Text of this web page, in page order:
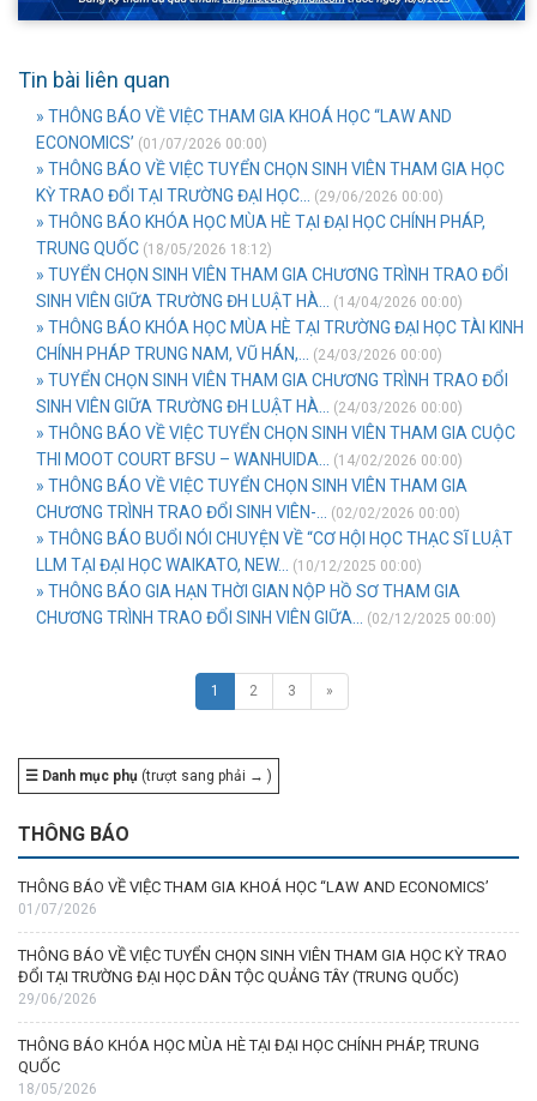
Tin bài liên quan
» THÔNG BÁO VỀ VIỆC THAM GIA KHOÁ HỌC “LAW AND
ECONOMICS’ (01/07/2026 00:00)
» THÔNG BÁO VỀ VIỆC TUYỂN CHỌN SINH VIÊN THAM GIA HỌC
KỲ TRAO ĐỔI TẠI TRƯỜNG ĐẠI HỌC... (29/06/2026 00:00)
» THÔNG BÁO KHÓA HỌC MÙA HÈ TẠI ĐẠI HỌC CHÍNH PHÁP,
TRUNG QUỐC (18/05/2026 18:12)
» TUYỂN CHỌN SINH VIÊN THAM GIA CHƯƠNG TRÌNH TRAO ĐỔI
SINH VIÊN GIỮA TRƯỜNG ĐH LUẬT HÀ... (14/04/2026 00:00)
» THÔNG BÁO KHÓA HỌC MÙA HÈ TẠI TRƯỜNG ĐẠI HỌC TÀI KINH
CHÍNH PHÁP TRUNG NAM, VŨ HÁN,... (24/03/2026 00:00)
» TUYỂN CHỌN SINH VIÊN THAM GIA CHƯƠNG TRÌNH TRAO ĐỔI
SINH VIÊN GIỮA TRƯỜNG ĐH LUẬT HÀ... (24/03/2026 00:00)
» THÔNG BÁO VỀ VIỆC TUYỂN CHỌN SINH VIÊN THAM GIA CUỘC
THI MOOT COURT BFSU – WANHUIDA... (14/02/2026 00:00)
» THÔNG BÁO VỀ VIỆC TUYỂN CHỌN SINH VIÊN THAM GIA
CHƯƠNG TRÌNH TRAO ĐỔI SINH VIÊN-... (02/02/2026 00:00)
» THÔNG BÁO BUỔI NÓI CHUYỆN VỀ “CƠ HỘI HỌC THẠC SĨ LUẬT
LLM TẠI ĐẠI HỌC WAIKATO, NEW... (10/12/2025 00:00)
» THÔNG BÁO GIA HẠN THỜI GIAN NỘP HỒ SƠ THAM GIA
CHƯƠNG TRÌNH TRAO ĐỔI SINH VIÊN GIỮA... (02/12/2025 00:00)
1 2 3 »
☰ Danh mục phụ (trượt sang phải → )
THÔNG BÁO
THÔNG BÁO VỀ VIỆC THAM GIA KHOÁ HỌC “LAW AND ECONOMICS’
01/07/2026
THÔNG BÁO VỀ VIỆC TUYỂN CHỌN SINH VIÊN THAM GIA HỌC KỲ TRAO
ĐỔI TẠI TRƯỜNG ĐẠI HỌC DÂN TỘC QUẢNG TÂY (TRUNG QUỐC)
29/06/2026
THÔNG BÁO KHÓA HỌC MÙA HÈ TẠI ĐẠI HỌC CHÍNH PHÁP, TRUNG
QUỐC
18/05/2026